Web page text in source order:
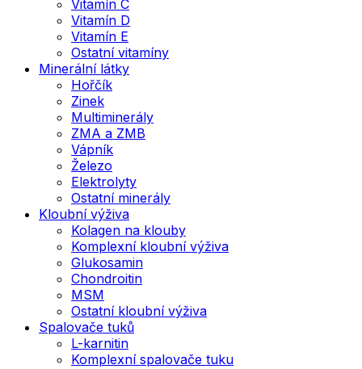
Vitamín C
Vitamín D
Vitamín E
Ostatní vitamíny
Minerální látky
Hořčík
Zinek
Multiminerály
ZMA a ZMB
Vápník
Železo
Elektrolyty
Ostatní minerály
Kloubní výživa
Kolagen na klouby
Komplexní kloubní výživa
Glukosamin
Chondroitin
MSM
Ostatní kloubní výživa
Spalovače tuků
L-karnitin
Komplexní spalovače tuku